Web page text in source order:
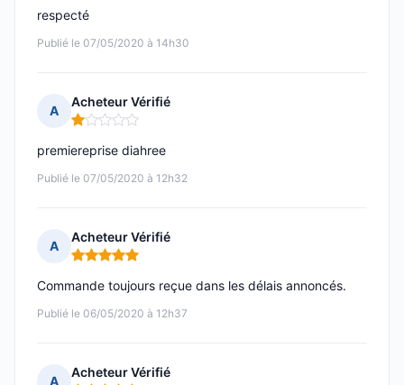
Publié le 07/05/2020 à 14h30
respecté
A
Acheteur Vérifié
Note : 1 sur 5
Publié le 07/05/2020 à 12h32
premiereprise diahree
A
Acheteur Vérifié
Note : 5 sur 5
Publié le 06/05/2020 à 12h37
Commande toujours reçue dans les délais annoncés.
A
Acheteur Vérifié